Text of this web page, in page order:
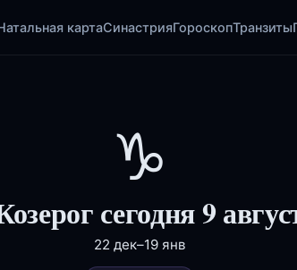
картаСинастрияГороскопТранзиты
♑
сегодня 9
22 дек–19 янв